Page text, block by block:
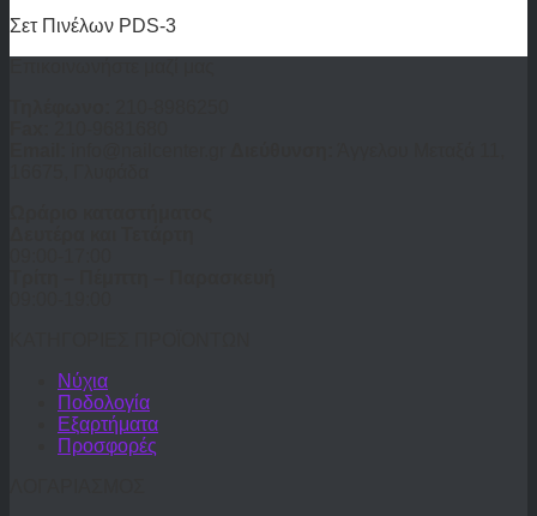
Σετ Πινέλων PDS-3
Νύχια
Ποδολογία
Εξαρτήματα
Προσφορές